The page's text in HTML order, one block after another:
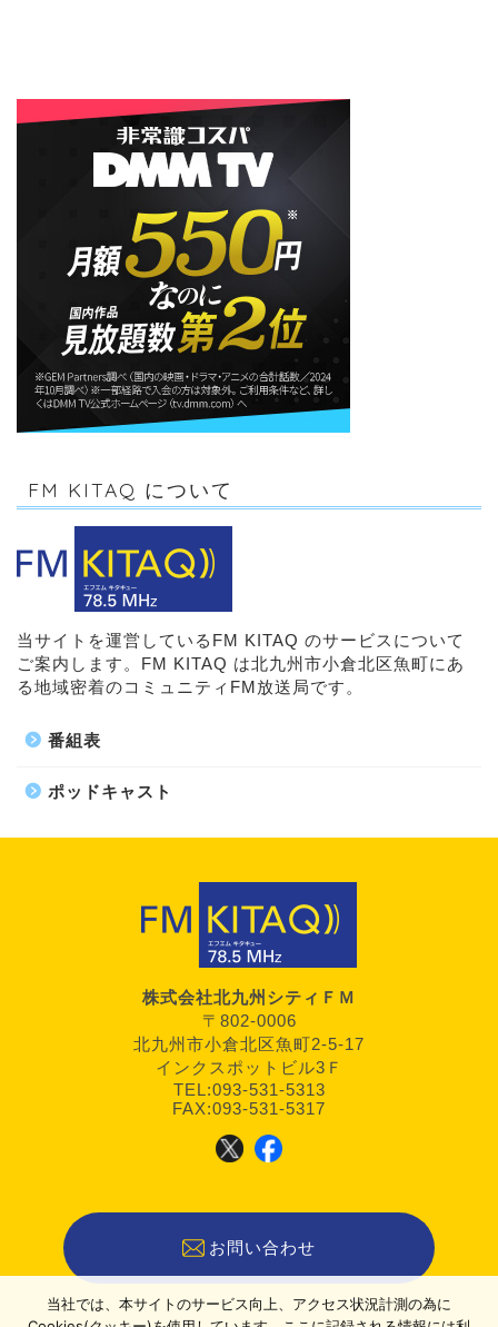
FM KITAQ について
当サイトを運営しているFM KITAQ のサービスについて
ご案内します。FM KITAQ は北九州市小倉北区魚町にあ
る地域密着のコミュニティFM放送局です。
番組表
ポッドキャスト
株式会社北九州シティＦＭ
〒802-0006
北九州市小倉北区魚町2-5-17
インクスポットビル3Ｆ
TEL:093-531-5313
FAX:093-531-5317
お問い合わせ
当社では、本サイトのサービス向上、アクセス状況計測の為に